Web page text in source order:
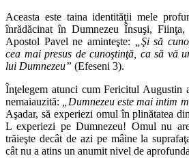
Aceasta este taina identităţii mele
înrădăcinat în Dumnezeu Însuşi,
Apostol Pavel ne aminteşte:
„Şi să
cea mai presus de cunoştinţă, ca să vă
lui Dumnezeu” (Efeseni 3).
Înţelegem atunci cum Fericitul Augustin
nemaiauzită:
„Dumnezeu este mai intim
Aşadar, să experiezi omul în plinătatea
L experiezi pe Dumnezeu! Omul nu
trăieşte decât de azi pe mâine la
cât nu a atins un anumit nivel de